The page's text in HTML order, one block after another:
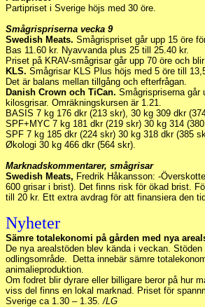
Partipriset i Sverige höjs med 30 öre.
Smågrispriserna vecka 9
Swedish Meats. Smågrispriset går upp 15 öre
Bas 11.60 kr. Nyavvanda plus 25 till 25.40 kr.
Priset på KRAV-smågrisar går upp 70 öre och
KLS. Smågrisar KLS Plus höjs med 5 öre till
Det är balans mellan tillgång och efterfrågan.
Danish Crown och TiCan. Smågrispriserna går
kilosgrisar. Omräkningskursen är 1.21.
BASIS 7 kg 176 dkr (213 skr), 30 kg 309 dkr
SPF+MYC 7 kg 181 dkr (219 skr) 30 kg 314
SPF 7 kg 185 dkr (224 skr) 30 kg 318 dkr (385
Økologi 30 kg 466 dkr (564 skr).
Marknadskommentarer, smågrisar
Swedish Meats, Fredrik Håkansson: -
600 grisar i brist). Det finns risk för ökad brist.
till 20 kr. Ett extra avdrag för att finansiera den
Nyheter
Sämre totalekonomi på gården med nya
De nya arealstöden blev kända i veckan.
odlingsområde. Detta innebär sämre
animalieproduktion.
Om fodret blir dyrare eller billigare beror på hur
viss del finns en lokal marknad. Priset för
Sverige ca 1.30 – 1.35./LG